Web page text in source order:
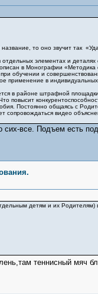
то оно звучит так
элементах и
в Монографии
обучении и
применение в
в районе штрафной
повысит
Постоянно общаясь с
сопровождаться видео
сих-все. Подъем есть
детям и их Родителям)
теннисный мяч